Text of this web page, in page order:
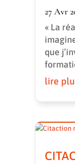
27 Avr
« La
que
lire